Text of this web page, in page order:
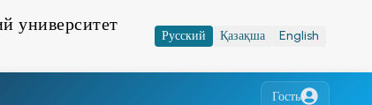
университет
Русский Қазақша English
Гость